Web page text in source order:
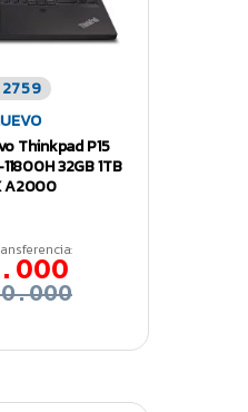
2759
Thinkpad P15
32GB 1TB
A2000